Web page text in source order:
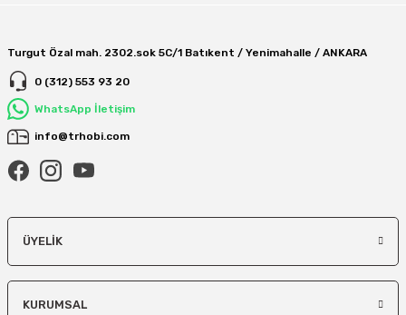
Turgut Özal mah. 2302.sok 5C/1 Batıkent / Yenimahalle / ANKARA
0 (312) 553 93 20
WhatsApp İletişim
info@trhobi.com
ÜYELIK
KURUMSAL